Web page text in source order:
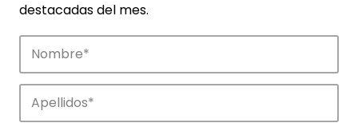
destacadas del mes.